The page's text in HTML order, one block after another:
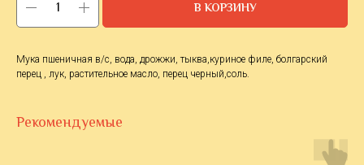
В КОРЗИНУ
Мука пшеничная в/с, вода, дрожжи, тыква,куриное филе, болгарский
перец , лук, растительное масло, перец черный,соль.
Рекомендуемые